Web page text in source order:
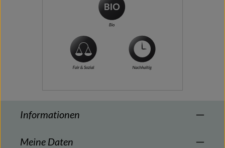
Informationen
Meine Daten